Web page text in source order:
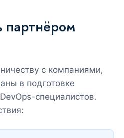
партнёром
с компаниями,
в подготовке
специалистов.